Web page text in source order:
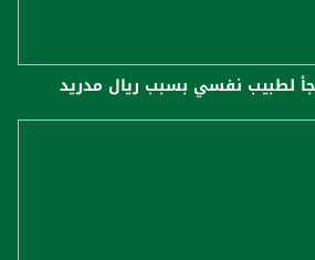
لطبيب نفسي بسبب ريال مدريد